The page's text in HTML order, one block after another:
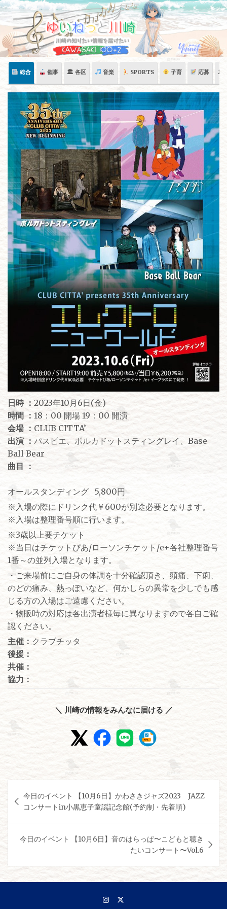
Skip
content
総合 催事 🏛 各区 音楽 SPORTS 子育 応募 🏛
日時 ： 2023年10月6日(金)
時間 ： 18：00 開場 19：00 開演
会場 ： CLUB CITTA’
出演 ： パスピエ、ポルカドットスティングレイ、Base
Ball Bear
曲目 ：
オールスタンディング 5,800円
※入場の際にドリンク代￥600が別途必要となります。
※入場は整理番号順に行います。
※3歳以上要チケット
※当日はチケットぴあ/ローソンチケット/e+各社整理番号
1番～の並列入場となります。
・ご来場前にご自身の体調を十分確認頂き、頭痛、下痢、
のどの痛み、熱っぽいなど、何かしらの異常を少しでも感
じる方の入場はご遠慮ください。
・物販時の対応は各出演者様毎に異なりますので各自ご確
認ください。
主催： クラブチッタ
後援：
共催：
協力：
＼ 川崎の情報をみんなに届ける ／
稿
ナ
ビ
ー
シ
今日のイベント 【10月6日】かわさきジャズ2023 JAZZ
コンサートin小黒恵子童謡記念館(予約制・先着順)
今日のイベント 【10月6日】音のはらっぱ〜こどもと聴き
たいコンサート〜Vol.6